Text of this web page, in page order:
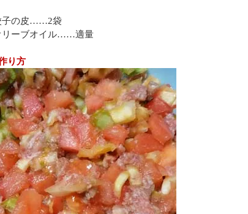
子の皮……2袋
リーブオイル……適量
り方